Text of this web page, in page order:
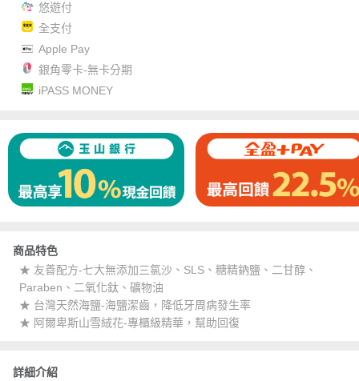
悠遊付
全支付
Apple Pay
銀角零卡-無卡分期
iPASS MONEY
商品特色
★ 友善配方-七大無添加三氯沙、SLS、糖精鈉鹽、二甘醇、
Paraben、二氧化鈦、礦物油
★ 台灣天然海鹽-海鹽潔齒，降低牙周病發生率
★ 阿爾卑斯山雪絨花-專櫃級精華，幫助回復
詳細介紹